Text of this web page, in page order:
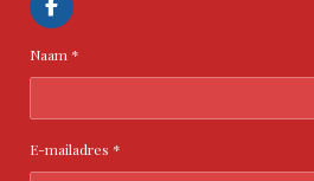
F
a
c
o
k
Naam *
E-mailadres *